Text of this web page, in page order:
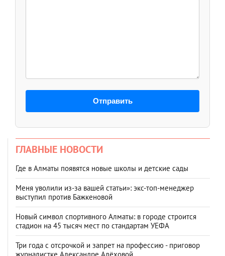
Отправить
ГЛАВНЫЕ НОВОСТИ
Где в Алматы появятся новые школы и детские сады
Меня уволили из-за вашей статьи»: экс-топ-менеджер
выступил против Бажкеновой
Новый символ спортивного Алматы: в городе строится
стадион на 45 тысяч мест по стандартам УЕФА
Три года с отсрочкой и запрет на профессию - приговор